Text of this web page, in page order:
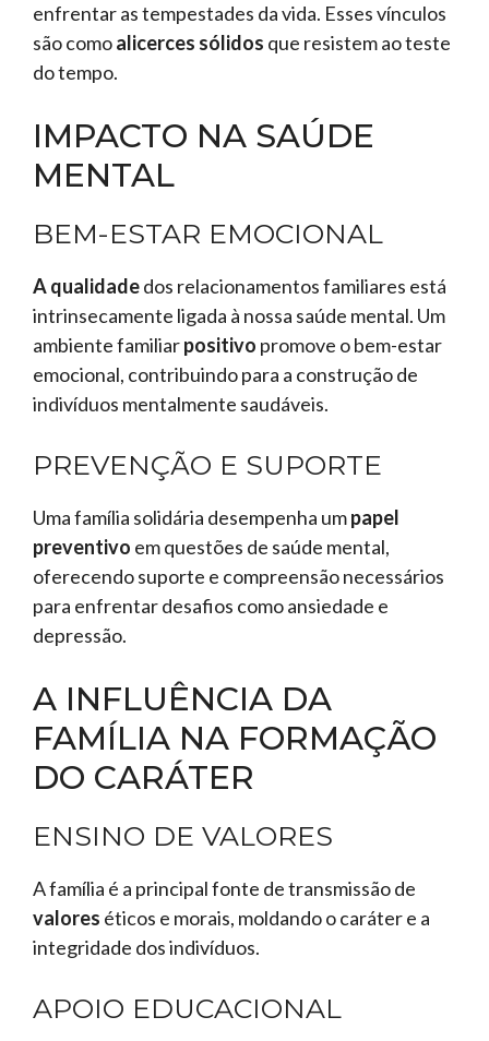
enfrentar as tempestades da vida. Esses vínculos
são comoalicerces sólidos que resistem ao teste
do tempo.
IMPACTO NA SAÚDE
MENTAL
BEM-ESTAR EMOCIONAL
A qualidadedos relacionamentos familiares está
intrinsecamente ligada à nossa saúde mental. Um
ambiente familiarpositivo promove o bem-estar
emocional, contribuindo para a construção de
indivíduos mentalmente saudáveis.
PREVENÇÃO E SUPORTE
Uma família solidária desempenha umpapel
preventivo em questões de saúde mental,
oferecendo suporte e compreensão necessários
para enfrentar desafios como ansiedade e
depressão.
A INFLUÊNCIA DA
FAMÍLIA NA FORMAÇÃO
DO CARÁTER
ENSINO DE VALORES
A família é a principal fonte de transmissão de
valores éticos e morais, moldando o caráter e a
integridade dos indivíduos.
APOIO EDUCACIONAL